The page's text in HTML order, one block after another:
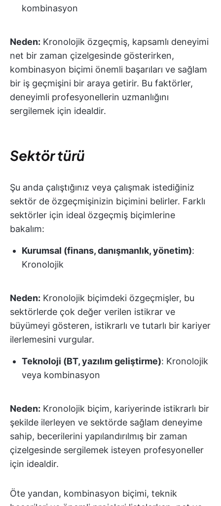
kombinasyon
Neden: Kronolojik özgeçmiş, kapsamlı deneyimi
net bir zaman çizelgesinde gösterirken,
kombinasyon biçimi önemli başarıları ve sağlam
bir iş geçmişini bir araya getirir. Bu faktörler,
deneyimli profesyonellerin uzmanlığını
sergilemek için idealdir.
Sektör türü
Şu anda çalıştığınız veya çalışmak istediğiniz
sektör de özgeçmişinizin biçimini belirler. Farklı
sektörler için ideal özgeçmiş biçimlerine
bakalım:
Kurumsal (finans, danışmanlık, yönetim):
Kronolojik
Neden: Kronolojik biçimdeki özgeçmişler, bu
sektörlerde çok değer verilen istikrar ve
büyümeyi gösteren, istikrarlı ve tutarlı bir kariyer
ilerlemesini vurgular.
Teknoloji (BT, yazılım geliştirme): Kronolojik
veya kombinasyon
Neden: Kronolojik biçim, kariyerinde istikrarlı bir
şekilde ilerleyen ve sektörde sağlam deneyime
sahip, becerilerini yapılandırılmış bir zaman
çizelgesinde sergilemek isteyen profesyoneller
için idealdir.
Öte yandan, kombinasyon biçimi, teknik